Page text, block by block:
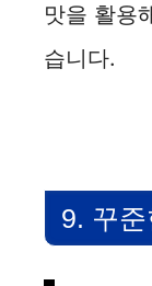
맛을 활용
습니다.
9. 꾸